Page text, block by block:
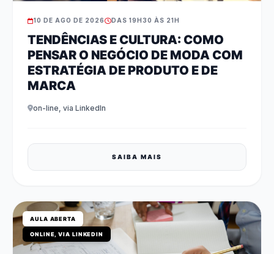
10 DE AGO DE 2026 DAS 19H30 ÀS 21H
TENDÊNCIAS E CULTURA: COMO
PENSAR O NEGÓCIO DE MODA COM
ESTRATÉGIA DE PRODUTO E DE
MARCA
on-line, via LinkedIn
SAIBA MAIS
AULA ABERTA
ONLINE, VIA LINKEDIN